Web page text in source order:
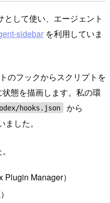
して使い、エージェント
sidebar を利用していま
のフックからスクリプトを
態を描画します。私の環
hooks.json から
した。
Manager）